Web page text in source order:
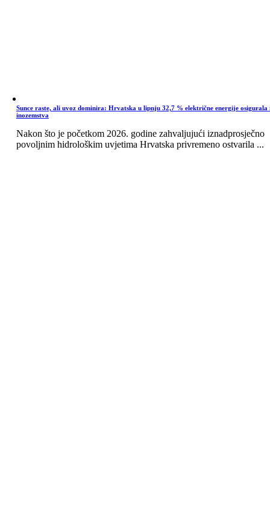
Sunce raste, ali uvoz dominira: Hrvatska u lipnju 32,7 % električne energije osigurala
inozemstva
Nakon što je početkom 2026. godine zahvaljujući iznadprosječno
povoljnim hidrološkim uvjetima Hrvatska privremeno ostvarila ...